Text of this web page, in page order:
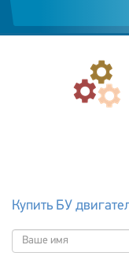
Купить БУ